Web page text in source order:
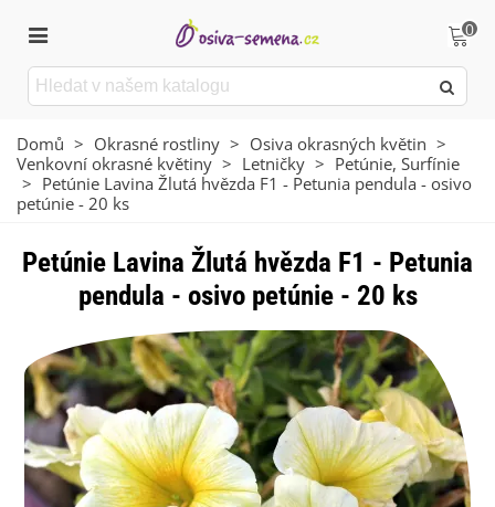
0
Domů > Okrasné rostliny > Osiva okrasných květin >
Venkovní okrasné květiny > Letničky > Petúnie, Surfínie
> Petúnie Lavina Žlutá hvězda F1 - Petunia pendula - osivo
petúnie - 20 ks
Petúnie Lavina Žlutá hvězda F1 - Petunia
pendula - osivo petúnie - 20 ks